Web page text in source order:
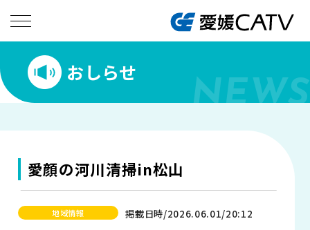
おしらせ
NEWS
愛顔の河川清掃in松山
地域情報 掲載日時/2026.06.01/20:12